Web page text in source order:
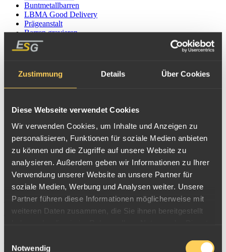
Zustimmung Details Über Cookies
Diese Webseite verwendet Cookies
Wir verwenden Cookies, um Inhalte und Anzeigen zu
personalisieren, Funktionen für soziale Medien anbieten
zu können und die Zugriffe auf unsere Website zu
analysieren. Außerdem geben wir Informationen zu Ihrer
Verwendung unserer Website an unsere Partner für
soziale Medien, Werbung und Analysen weiter. Unsere
Partner führen diese Informationen möglicherweise mit
weiteren Daten zusammen, die Sie ihnen bereitgestellt
Notwendig
Buntmetallbarren
LBMA Good Delivery
Prägeanstalt
Barren gravieren
Echtheitsprüfung
Sicherheitsmerkmale
250g Feinplatinbarren
werden im Prägeverfahren hergestellt,
Anlageplatinbarren werden mit verschiedensten Prägungen weltweit
gehandelt. Die in Deutschland, Österreich und der Schweiz
bekanntesten Stempelungen sind Platinbarren von Argor, Credit-
Suisse, Degussa, Metalor, Pamp und Valcambi.
DieESG kauft 250 Platinbarrenaller Hersteller an, undverkauft
Feinplatinbarrenverschiedener Hersteller und Gewichte, je nach
aktueller Verfügbarkeit. 250g Platinbarren sind jedoch eher exoten
da öfter 1oz ,50g, 100gund1kg Pt-Barrennachgefragt werden.
Onlineshop zu kaufen.